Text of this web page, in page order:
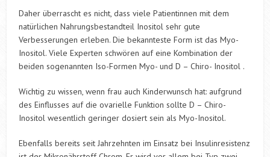
Daher überrascht es nicht, dass viele Patientinnen mit dem
natürlichen Nahrungsbestandteil Inositol sehr gute
Verbesserungen erleben. Die bekannteste Form ist das Myo-
Inositol. Viele Experten schwören auf eine Kombination der
beiden sogenannten Iso-Formen Myo- und D – Chiro- Inositol .
Wichtig zu wissen, wenn frau auch Kinderwunsch hat: aufgrund
des Einflusses auf die ovarielle Funktion sollte D – Chiro-
Inositol wesentlich geringer dosiert sein als Myo-Inositol.
Ebenfalls bereits seit Jahrzehnten im Einsatz bei Insulinresistenz